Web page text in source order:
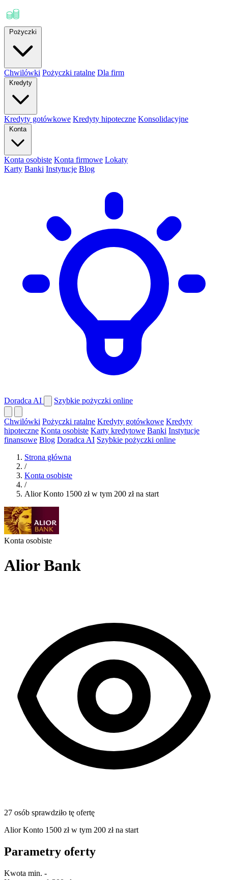
Pożyczki
Chwilówki Pożyczki ratalne Dla firm
Kredyty
Kredyty gotówkowe Kredyty hipoteczne Konsolidacyjne
Konta
Konta osobiste Konta firmowe Lokaty
Karty Banki Instytucje Blog
Doradca AI Szybkie pożyczki online
Chwilówki Pożyczki ratalne Kredyty gotówkowe Kredyty
hipoteczne Konta osobiste Karty kredytowe Banki Instytucje
finansowe Blog Doradca AI Szybkie pożyczki online
Strona główna
/
Konta osobiste
/
Alior Konto 1500 zł w tym 200 zł na start
Konta osobiste
Alior Bank
27 osób sprawdziło tę ofertę
Alior Konto 1500 zł w tym 200 zł na start
Parametry oferty
Kwota min. -